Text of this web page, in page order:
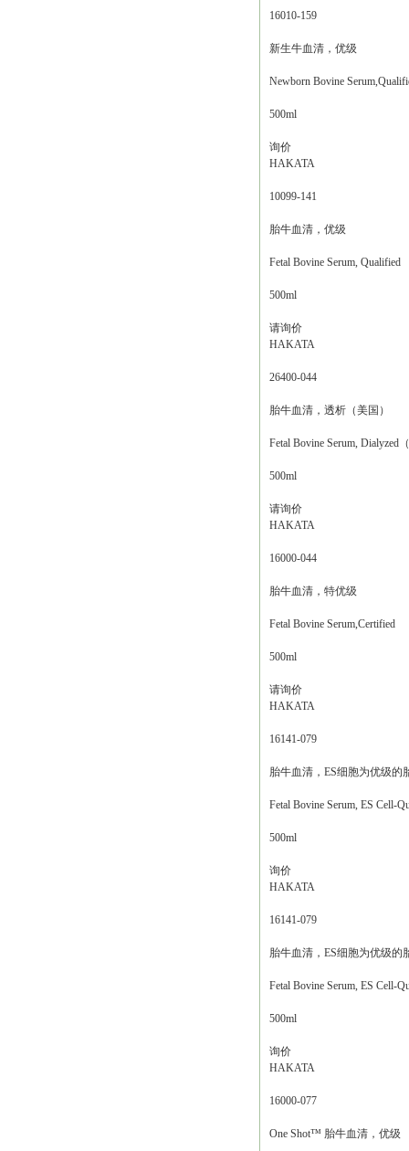
16010-159
新生牛血清，优级
Newborn Bovine
500ml
询价
HAKATA
10099-141
胎牛血清，优级
Fetal Bovine Serum, Qualified
500ml
请询价
HAKATA
26400-044
胎牛血清，透析（美国）
Fetal Bovine Serum, Dialyzed
500ml
请询价
HAKATA
16000-044
胎牛血清，特优级
Fetal Bovine Serum,Certified
500ml
请询价
HAKATA
16141-079
胎牛血清，ES细胞为优级的
Fetal Bovine Serum, ES Cell-
500ml
询价
HAKATA
16141-079
胎牛血清，ES细胞为优级的
Fetal Bovine Serum, ES Cell-
500ml
询价
HAKATA
16000-077
One Shot™ 胎牛血清，优级